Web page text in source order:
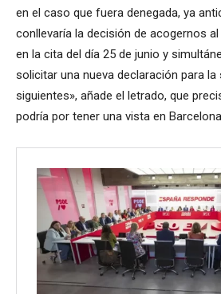
en el caso que fuera denegada, ya
conllevaría la decisión de acogernos
en la cita del día 25 de junio y
solicitar una nueva declaración para
siguientes», añade el letrado, que
podría por tener una vista en